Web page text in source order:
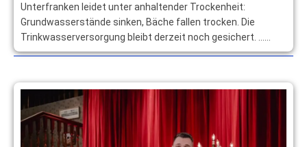
Unterfranken leidet unter anhaltender Trockenheit:
Grundwasserstände sinken, Bäche fallen trocken. Die
Trinkwasserversorgung bleibt derzeit noch gesichert. …
mehr